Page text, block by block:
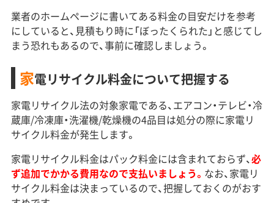
業者のホームページに書いてある料金の目安だけを参考
にしていると、見積もり時に「ぼったくられた」と感じてし
まう恐れもあるので、事前に確認しましょう。
家電リサイクル料金について把握する
家電リサイクル法の対象家電である、エアコン・テレビ・冷
蔵庫/冷凍庫・洗濯機/乾燥機の4品目は処分の際に家電リ
サイクル料金が発生します。
家電リサイクル料金はパック料金には含まれておらず、必
ず追加でかかる費用なので支払いましょう。 なお、家電リ
サイクル料金は決まっているので、把握しておくのがおす